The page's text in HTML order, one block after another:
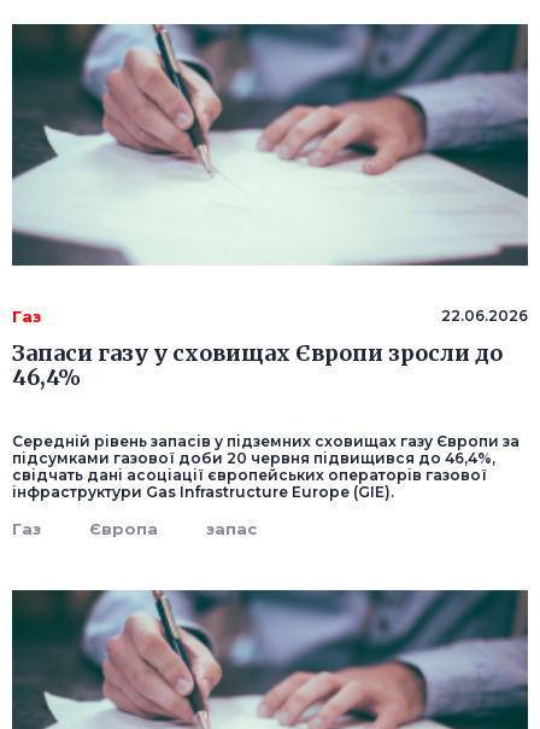
Газ 22.06.2026
Запаси газу у сховищах Європи зросли до
46,4%
Середній рівень запасів у підземних сховищах газу Європи за
підсумками газової доби 20 червня підвищився до 46,4%,
свідчать дані асоціації європейських операторів газової
інфраструктури Gas Infrastructure Europe (GIE).
Газ Європа запас